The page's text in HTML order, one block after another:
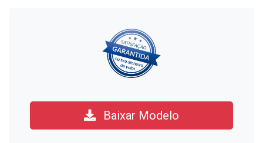
Baixar Modelo